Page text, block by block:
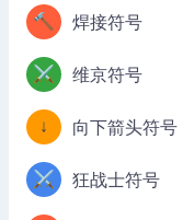
🔨 焊接符号
⚔️ 维京符号
↓ 向下箭头符号
⚔️ 狂战士符号